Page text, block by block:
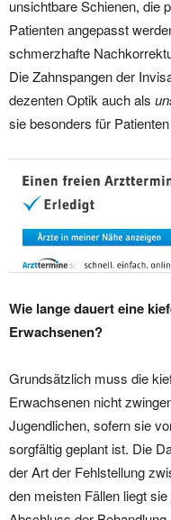
unsichtbare Schienen, die
Patienten angepasst
schmerzhafte
Die Zahnspangen der
dezenten Optik auch als
sie besonders für
Wie lange dauert eine
Erwachsenen?
Grundsätzlich muss die
Erwachsenen nicht
Jugendlichen, sofern sie
sorgfältig geplant ist. Die
der Art der Fehlstellung
den meisten Fällen liegt